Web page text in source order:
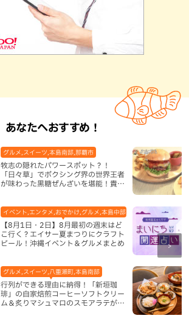
あなたへおすすめ！
牧志の隠れたパワースポット？！
「日々草」でボクシング界の世界王者
が味わった黒糖ぜんざいを堪能！貴重
グルメ,スイーツ,本島南部,那覇市
【8月1日・2日】8月最初の週末はど
こ行く？エイサー夏まつりにクラフト
ビール！沖縄イベント＆グルメまとめ
イベント,エンタメ,おでかけ,グルメ,本島中部,本島北部,本島南部
行列ができる理由に納得！「新垣珈
琲」の自家焙煎コーヒーソフトクリー
ム＆炙りマシュマロのスモアラテが絶
グルメ,スイーツ,八重瀬町,本島南部